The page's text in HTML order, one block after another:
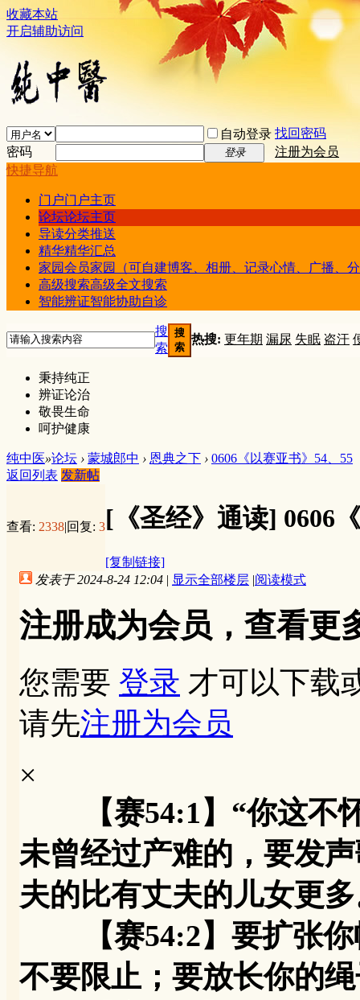
收藏本站
开启辅助访问
自动登录 找回密码
密码
登录
注册为会员
快捷导航
门户门户主页
论坛论坛主页
导读分类推送
精华精华汇总
家园会员家园（可自建博客、相册、记录心情、广播、
高级搜索高级全文搜索
智能辨证智能协助自诊
搜
索
搜
索
热搜: 更年期 漏尿 失眠 盗汗
秉持纯正
辨证论治
敬畏生命
呵护健康
纯中医»论坛 › 蒙城郎中 › 恩典之下 › 0606《以赛亚书》54、55
返回列表 发新帖
查看: 2338|回复: 3[《圣经》通读] 0606
[复制链接]
发表于 2024-8-24 12:04 | 显示全部楼层 |阅读模式
注册成为会员，查看更
您需要 登录 才可以下载
请先注册为会员
×
【赛54:1】“你这
未曾经过产难的，要发
夫的比有丈夫的儿女更
【赛54:2】要扩张你
不要限止；要放长你的